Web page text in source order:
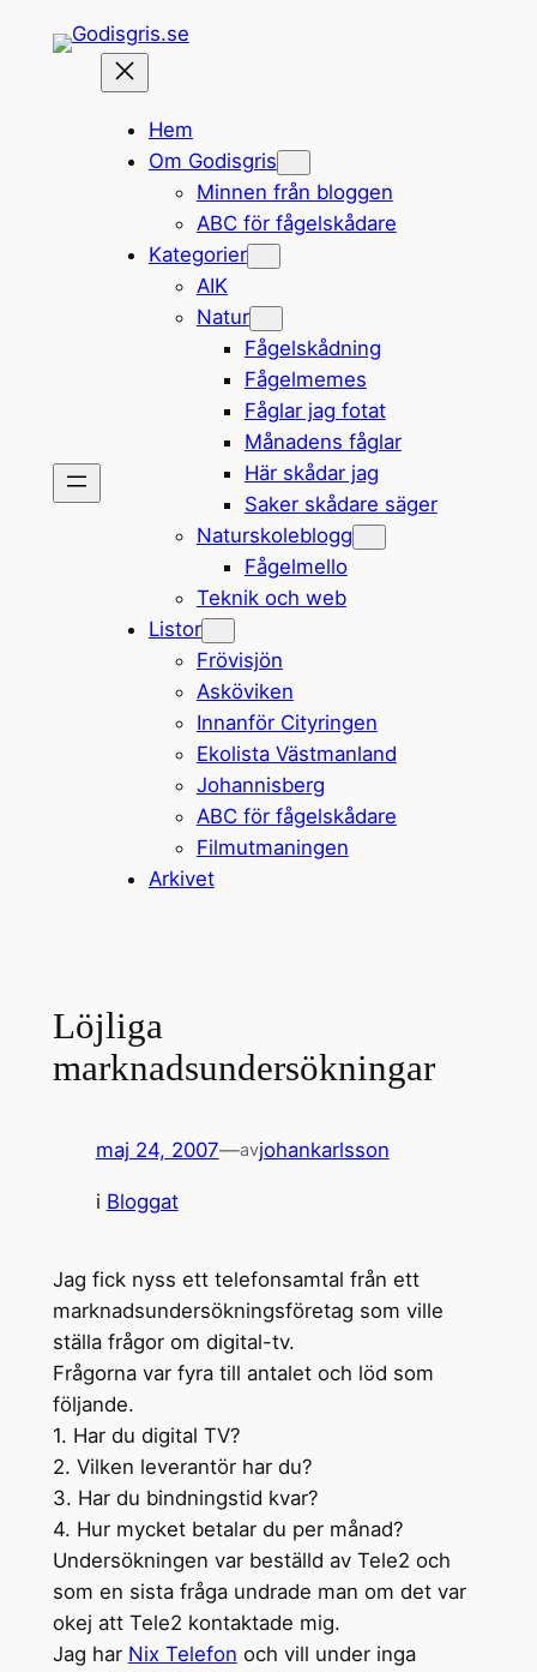
Hem
Om Godisgris
Minnen från bloggen
ABC för fågelskådare
Kategorier
AIK
Natur
Fågelskådning
Fågelmemes
Fåglar jag fotat
Månadens fåglar
Här skådar jag
Saker skådare säger
Naturskoleblogg
Fågelmello
Teknik och web
Listor
Frövisjön
Asköviken
Innanför Cityringen
Ekolista Västmanland
Johannisberg
ABC för fågelskådare
Filmutmaningen
Arkivet
Löjliga
marknadsundersökningar
maj 24, 2007—avjohankarlsson
i Bloggat
Jag fick nyss ett telefonsamtal från ett
marknadsundersökningsföretag som ville
ställa frågor om digital-tv.
Frågorna var fyra till antalet och löd som
följande.
1. Har du digital TV?
2. Vilken leverantör har du?
3. Har du bindningstid kvar?
4. Hur mycket betalar du per månad?
Undersökningen var beställd av Tele2 och
som en sista fråga undrade man om det var
okej att Tele2 kontaktade mig.
Jag har Nix Telefon och vill under inga